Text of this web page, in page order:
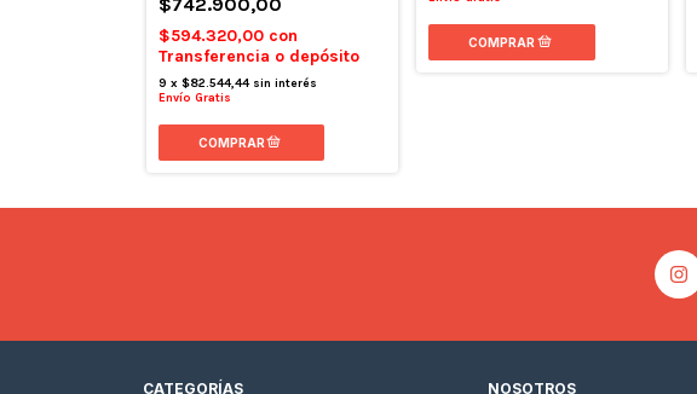
$594.320,00 con
Transferencia o depósito
9 x $82.544,44 sin interés
Envío Gratis
CATEGORÍAS NOSOTROS